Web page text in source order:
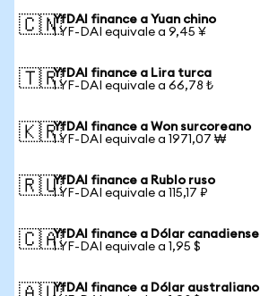
🇨🇳YfDAI finance a Yuan chino
1 YF-DAI equivale a 9,45 ¥
🇹🇷YfDAI finance a Lira turca
1 YF-DAI equivale a 66,78 ₺
🇰🇷YfDAI finance a Won surcoreano
1 YF-DAI equivale a 1971,07 ₩
🇷🇺YfDAI finance a Rublo ruso
1 YF-DAI equivale a 115,17 ₽
🇨🇦YfDAI finance a Dólar canadiense
1 YF-DAI equivale a 1,95 $
YfDAI finance a Dólar australiano